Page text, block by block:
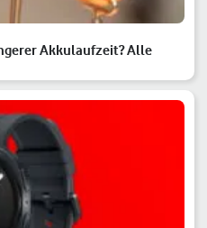
Akkulaufzeit? Alle